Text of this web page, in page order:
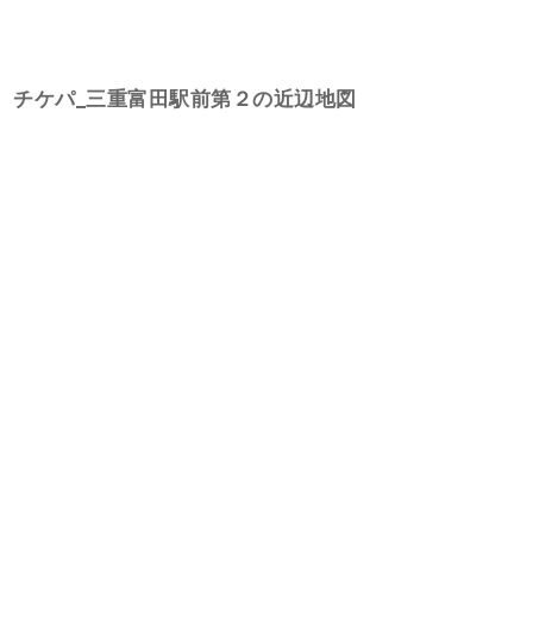
チケパ_三重富田駅前第２の近辺地図